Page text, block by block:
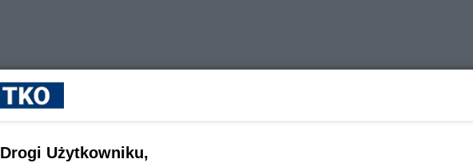
Drogi Użytkowniku,